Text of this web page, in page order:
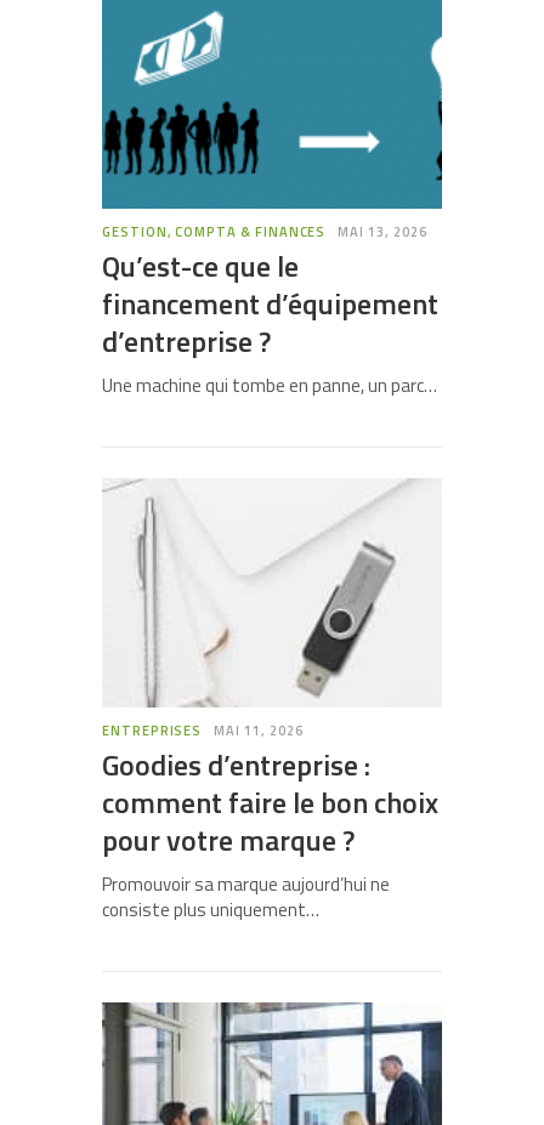
GESTION, COMPTA & FINANCES MAI 13, 2026
Qu’est-ce que le
financement d’équipement
d’entreprise ?
Une machine qui tombe en panne, un parc…
ENTREPRISES MAI 11, 2026
Goodies d’entreprise :
comment faire le bon choix
pour votre marque ?
Promouvoir sa marque aujourd’hui ne
consiste plus uniquement…